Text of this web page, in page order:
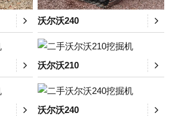
沃尔沃240
沃尔沃210
沃尔沃240